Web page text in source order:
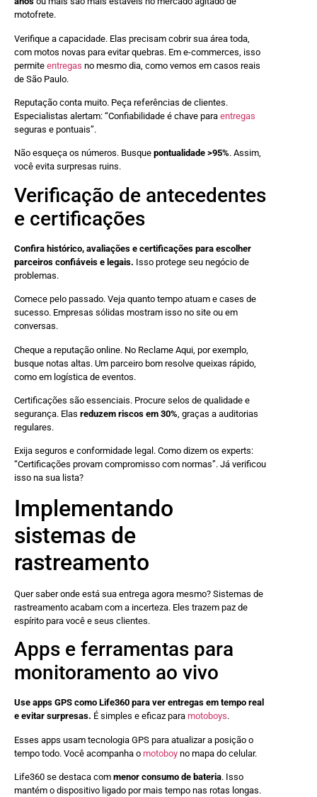
motofrete.
Verifique a capacidade. Elas precisam cobrir sua área toda,
com motos novas para evitar quebras. Em e-commerces, isso
permite entregas no mesmo dia, como vemos em casos reais
de São Paulo.
Reputação conta muito. Peça referências de clientes.
Especialistas alertam: “Confiabilidade é chave para entregas
seguras e pontuais”.
Não esqueça os números. Busque pontualidade >95%. Assim,
você evita surpresas ruins.
Verificação de antecedentes
e certificações
Confira histórico, avaliações e certificações para escolher
parceiros confiáveis e legais. Isso protege seu negócio de
problemas.
Comece pelo passado. Veja quanto tempo atuam e cases de
sucesso. Empresas sólidas mostram isso no site ou em
conversas.
Cheque a reputação online. No Reclame Aqui, por exemplo,
busque notas altas. Um parceiro bom resolve queixas rápido,
como em logística de eventos.
Certificações são essenciais. Procure selos de qualidade e
segurança. Elas reduzem riscos em 30% , graças a auditorias
regulares.
Exija seguros e conformidade legal. Como dizem os experts:
“Certificações provam compromisso com normas”. Já verificou
isso na sua lista?
Implementando
sistemas de
rastreamento
Quer saber onde está sua entrega agora mesmo? Sistemas de
rastreamento acabam com a incerteza. Eles trazem paz de
espírito para você e seus clientes.
Apps e ferramentas para
monitoramento ao vivo
Use apps GPS como Life360 para ver entregas em tempo real
e evitar surpresas. É simples e eficaz para motoboys.
Esses apps usam tecnologia GPS para atualizar a posição o
tempo todo. Você acompanha o motoboy no mapa do celular.
Life360 se destaca com menor consumo de bateria. Isso
mantém o dispositivo ligado por mais tempo nas rotas longas.